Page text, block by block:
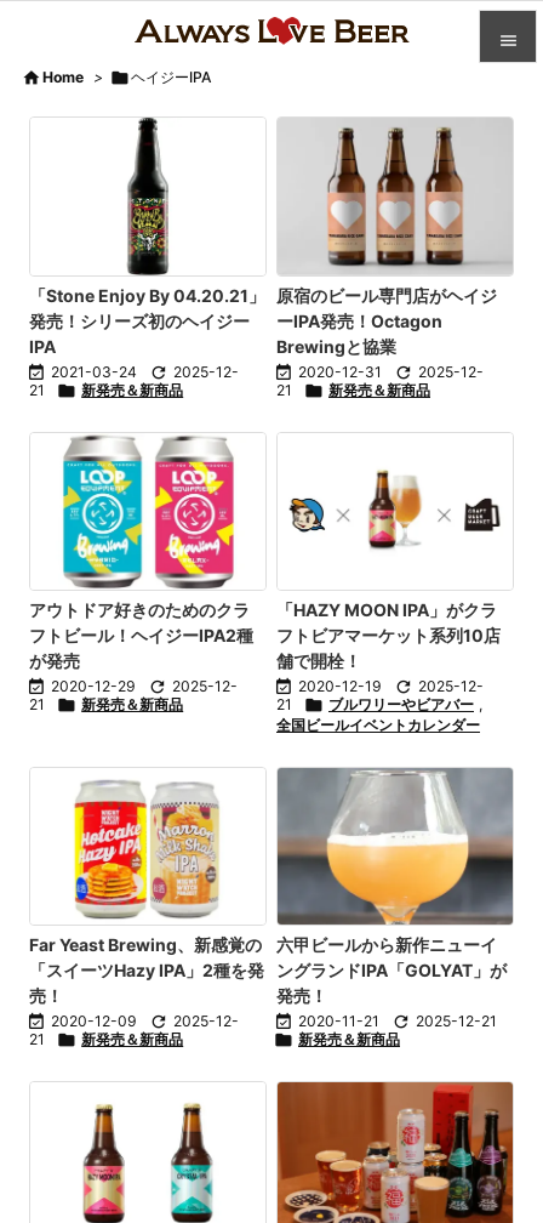


次へ
 Home > ヘイジーIPA
「Stone Enjoy By 04.20.21」
発売！シリーズ初のヘイジー
IPA
 2021-03-24  2025-12-
21
 新発売＆新商品
原宿のビール専門店がヘイジ
ーIPA発売！Octagon
Brewingと協業
 2020-12-31  2025-12-
21
 新発売＆新商品
アウトドア好きのためのクラ
フトビール！ヘイジーIPA2種
が発売
 2020-12-29  2025-12-
21
 新発売＆新商品
「HAZY MOON IPA」がクラ
フトビアマーケット系列10店
舗で開栓！
 2020-12-19  2025-12-
21
 ブルワリーやビアバー ,
全国ビールイベントカレンダー
Far Yeast Brewing、新感覚の
「スイーツHazy IPA」2種を発
売！
 2020-12-09  2025-12-
21
 新発売＆新商品
六甲ビールから新作ニューイ
ングランドIPA「GOLYAT」が
発売！
 2020-11-21  2025-12-21
 新発売＆新商品